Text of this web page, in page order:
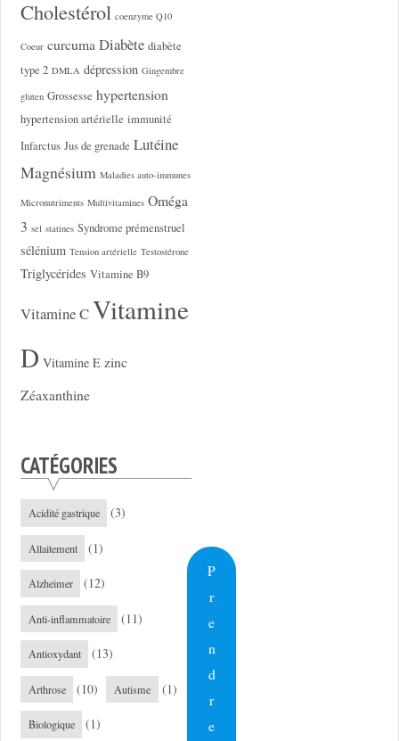
Cholestérol coenzyme Q10
Coeur curcumaDiabète diabète
type 2 DMLA dépression Gingembre
gluten Grossesse hypertension
hypertension artérielle immunité
Infarctus Jus de grenade Lutéine
Magnésium Maladies auto-immunes
Micronutriments Multivitamines Oméga
3 sel statines Syndrome prémenstruel
sélénium Tension artérielle Testostérone
Triglycérides Vitamine B9
Vitamine CVitamine
D Vitamine E zinc
Zéaxanthine
CATÉGORIES
Acidité gastrique (3)
Allaitement (1)
Alzheimer (12)
Anti-inflammatoire (11)
Antioxydant (13)
Arthrose (10) Autisme (1)
Biologique (1)
P
r
e
n
d
r
e